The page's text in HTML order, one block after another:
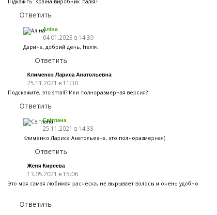
Підкажіть: Країна виробник Італія?
Ответить
Аліна
04.01.2023 в 14:39
Дарина, добрий день, Італія.
Ответить
Клименко Лариса Анатольевна
25.11.2021 в 11:30
Подскажите, это small? Или полноразмерная версия?
Ответить
Світлана
25.11.2021 в 14:33
Клименко Лариса Анатольевна, это полноразмерная)
Ответить
Женя Киреева
13.05.2021 в 15:06
Это моя самая любимая расчёска, не вырывает волосы и очень удобно
Ответить